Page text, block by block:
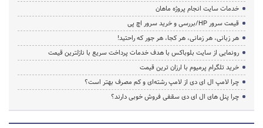
خدمات سایت انجام پروژه ماهان
قیمت سرور HP/بررسی و خرید سرور اچ پی
هر زبانی، هر زمانی، هر کجا، هر جور که راحتید!
رونمایی از سایت بلوباکس با هدف خدمات پرداخت سریع با نازلترین قیمت
خرید تلگرام پرمیوم با ارزان ترین قیمت
چرا لامپ ال ای دی از لامپ رشته‌ای و کم مصرف بهتر است؟
چرا پنل های ال ای دی سقفی فروش خوبی دارند؟